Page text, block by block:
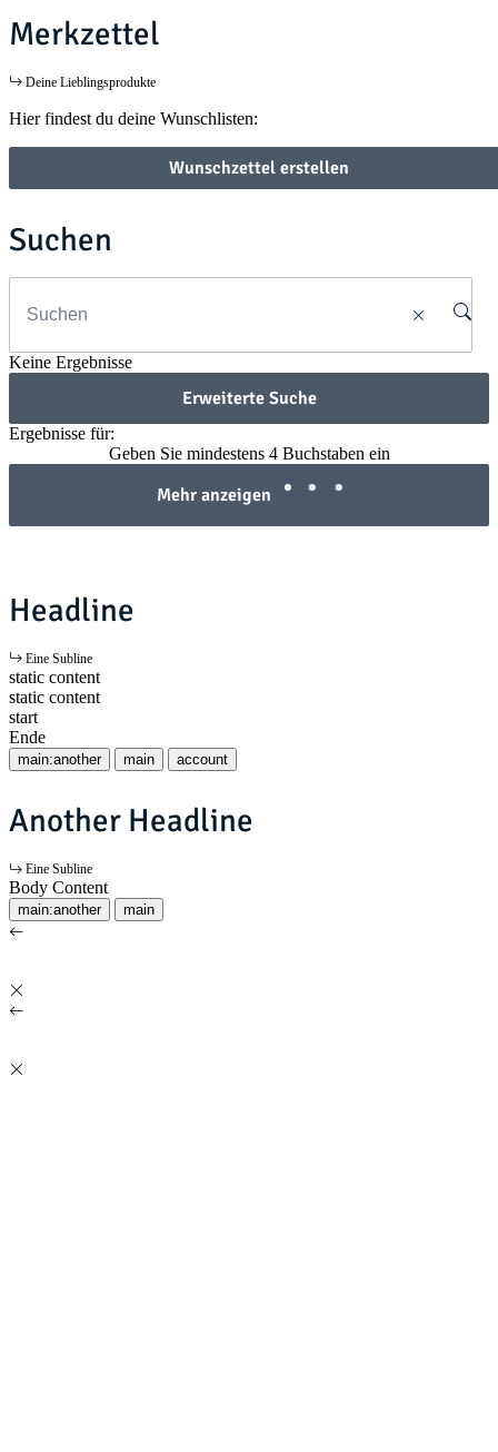
Merkzettel
Deine Lieblingsprodukte
Hier findest du deine Wunschlisten:
Wunschzettel erstellen
Suchen
Keine Ergebnisse
Erweiterte Suche
Ergebnisse für:
Geben Sie mindestens 4 Buchstaben ein
Mehr anzeigen
Headline
Eine Subline
static content
static content
start
Ende
main:another main account
Another Headline
Eine Subline
Body Content
main:another main